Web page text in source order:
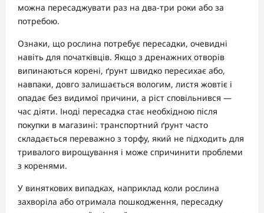
можна пересаджувати раз на два-три роки або за
потребою.
Ознаки, що рослина потребує пересадки, очевидні
навіть для початківців. Якщо з дренажних отворів
випинаються корені, ґрунт швидко пересихає або,
навпаки, довго залишається вологим, листя жовтіє і
опадає без видимої причини, а ріст сповільнився —
час діяти. Іноді пересадка стає необхідною після
покупки в магазині: транспортний ґрунт часто
складається переважно з торфу, який не підходить для
тривалого вирощування і може спричинити проблеми
з коренями.
У виняткових випадках, наприклад коли рослина
захворіла або отримала пошкодження, пересадку